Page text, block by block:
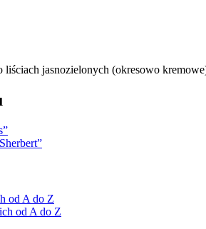
jasnozielonych (okresowo
od A do Z
od A do Z